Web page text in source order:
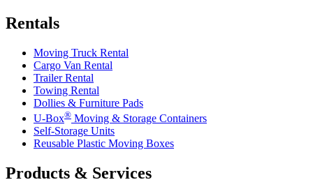
Rentals
Moving Truck Rental
Cargo Van Rental
Trailer Rental
Towing Rental
Dollies & Furniture Pads
U-Box® Moving & Storage Containers
Self-Storage Units
Reusable Plastic Moving Boxes
Products & Services